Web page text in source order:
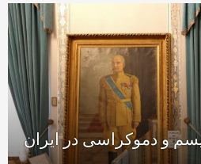
و دموکراسی در ایران